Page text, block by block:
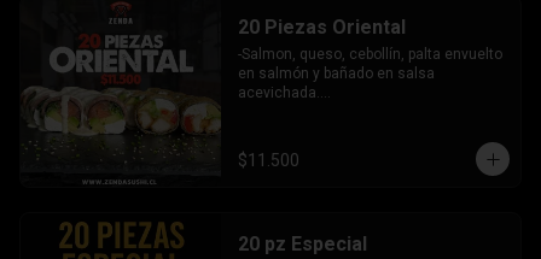
INCLUYE: 6 SALSAS - 5 PALITOS
plaqueta mixta (Salmon, palta)
- Palmito, queso envuelto en cibullette.
- Pollo, queso, palta envuelto en
sesamo.
20 Piezas Oriental
-Salmon, queso, cebollín, palta envuelto
en salmón y bañado en salsa
acevichada.
INCLUYE: 2 SALSAS - 1 PALITOS
$11.500
20 pz Especial